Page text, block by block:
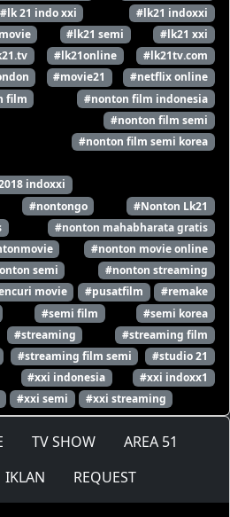
#lk 21 indo xxi
#lk21 indoxxi
#lk21 semi
#lk21 xxi
#lk21online
#lk21tv.com
#movie21
#netflix online
film
#nonton film indonesia
#nonton film semi
#nonton film semi korea
indoxxi
#nontongo
#Nonton Lk21
#nonton mahabharata gratis
#nonton movie online
semi
#nonton streaming
movie #pusatfilm
#remake
#semi film
#semi korea
#streaming
#streaming film
#streaming film semi
#studio 21
#xxi indonesia
#xxi indoxx1
#xxi semi #xxi streaming
TV SHOW
AREA 51
IKLAN REQUEST